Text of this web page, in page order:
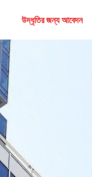
উদ্ধৃতির জন্য আবেদন